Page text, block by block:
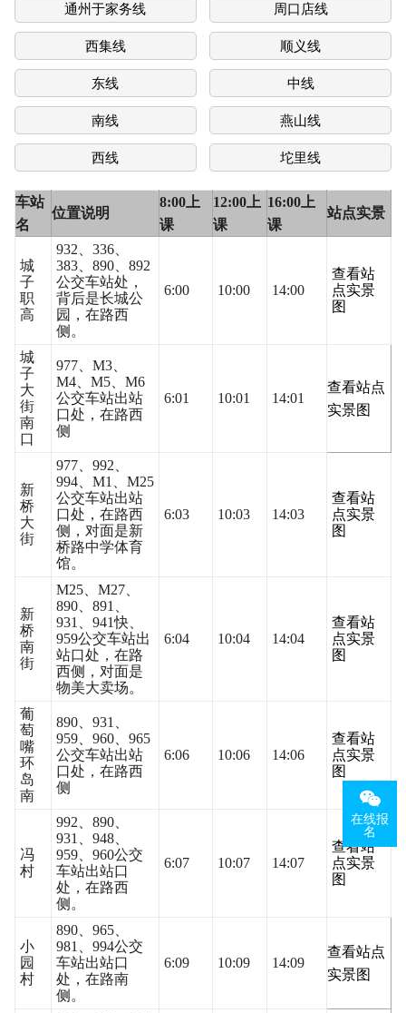
通州于家务线 周口店线
西集线 顺义线
东线 中线
南线 燕山线
西线 坨里线
车站
名
位置说明
8:00上
课
12:00上
课
16:00上
课
站点实景
城
子
职
高
932、336、
383、890、892
公交车站处，
背后是长城公
园，在路西
侧。
6:00 10:00 14:00
查看站
点实景
图
城
子
大
街
南
口
977、M3、
M4、M5、M6
公交车站出站
口处，在路西
侧
6:01 10:01 14:01
查看站点
实景图
新
桥
大
街
977、992、
994、M1、M25
公交车站出站
口处，在路西
侧，对面是新
桥路中学体育
馆。
6:03 10:03 14:03
查看站
点实景
图
新
桥
南
街
M25、M27、
890、891、
931、941快、
959公交车站出
站口处，在路
西侧，对面是
物美大卖场。
6:04 10:04 14:04
查看站
点实景
图
葡
萄
嘴
环
岛
南
890、931、
959、960、965
公交车站出站
口处，在路西
侧
6:06 10:06 14:06
查看站
点实景
图
冯
村
992、890、
931、948、
959、960公交
车站出站口
处，在路西
侧。
6:07 10:07 14:07
查看站
点实景
图
小
园
村
890、965、
981、994公交
车站出站口
处，在路南
侧。
6:09 10:09 14:09
查看站点
实景图
在线报
名